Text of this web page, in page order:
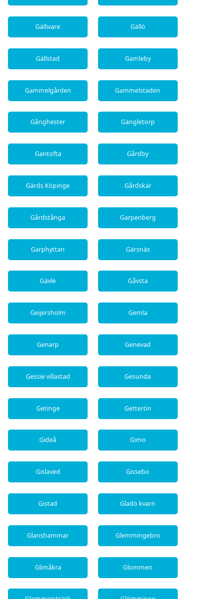
Gällivare Gällö
Gällstad Gamleby
Gammelgården Gammelstaden
Gånghester Gängletorp
Gantofta Gårdby
Gärds Köpinge Gårdskär
Gårdstånga Garpenberg
Garphyttan Gärsnäs
Gävle Gåvsta
Geijersholm Gemla
Genarp Genevad
Gessie villastad Gesunda
Getinge Getterön
Gideå Gimo
Gislaved Gissebo
Gistad Gladö kvarn
Glanshammar Glemmingebro
Glimåkra Glommen